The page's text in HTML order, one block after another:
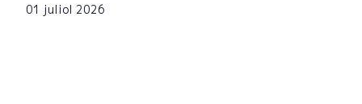
01 juliol 2026